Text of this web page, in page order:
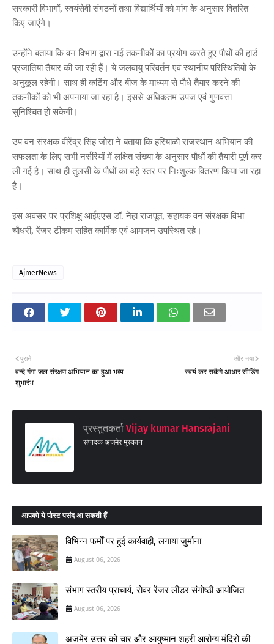
सरकारी विभागों, स्वयंसेवी संगठनों तथा विद्यार्थियों को मांग के अनुसार वितरित
किए जाएंगे।
उन्होंने बताया कि वन विभाग द्वारा नई तकनीकों का प्रयोग करते हुए पौधों की हार्ड
प्रजातियां तैयार की जा रही हैं। ये जलवायु परिवर्तन एवं स्थानीय परिस्थितियों के
अनुकूल रहेगी। साथ ही कटिंग और बीज के माध्यम से पौधे तैयार करने की
तकनीकों को भी अपनाया जा रहा है। इससे अधिकतम उपज एवं गुणवत्ता
सुनिश्चित हो सकेगी।
उप वन संरक्षक वीरेंद्र सिंह जोरा ने बताया कि हरियाळो राजस्थान अभियान की
सफलता के लिए सभी नर्सरियों में लक्षित संख्या के अनुसार पौधों की तैयारी पूर्ण कर
ली गई है। साथ ही तुलसी के पौधों का बड़े स्तर पर निःशुल्क वितरण किया जा रहा
है।
इस अवसर पर प्रशिक्षु आईएएस डॉ. नेहा राजपूत, सहायक वन संरक्षक विभा
चौधरी, रेंजर टीकम सहित कार्मिक एवं आमजन उपस्थित रहे।
AjmerNews
और नया
स्वयं कर सकेंगे आधार सीडिंग
पुराने
वन्दे गंगा जल संरक्षण अभियान का हुआ भव्य
शुभारंभ
प्रस्तुतकर्ता Vijay kumar Hansrajani
संपादक अजमेर मुस्कान
आपको ये पोस्ट पसंद आ सकती हैं
विभिन्न फर्मों पर हुई कार्यवाही, लगाया जुर्माना
August 06, 2026
संभाग स्तरीय प्राचार्य, रोवर रेंजर लीडर संगोष्ठी आयोजित
August 06, 2026
अजमेर उत्तर को चार और आयुष्मान शहरी आरोग्य मंदिरों की